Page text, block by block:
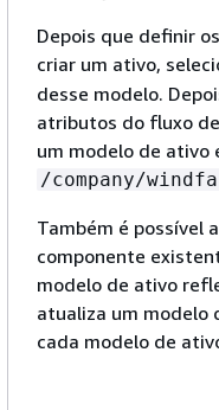
Depois que definir
criar um ativo,
desse modelo.
atributos do fluxo
um modelo de ativo
/company/
Também é possível
componente
modelo de ativo
atualiza um modelo
cada modelo de